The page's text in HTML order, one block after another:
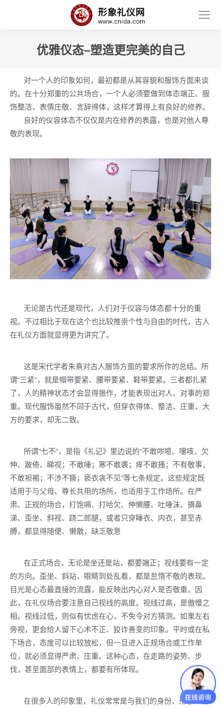
优雅仪态–塑造更完美的自己
对一个人的印象如何，最初都是从其容貌和服饰方面来谈
的。在十分郑重的公共场合，一个人必须要做到体态端正、服
饰整洁、表情庄敬、言辞得体，这样才算得上有良好的修养。
良好的仪容体态不仅仅是内在修养的表露，也是对他人尊
敬的表现。
无论是古代还是现代，人们对于仪容与体态都十分的重
视。不过相比于现在这个也比较推崇个性与自由的时代，古人
在礼仪方面就显得更为讲究了。
这是宋代学者朱熹对古人服饰方面的要求所作的总结。所
谓“三紧”，就是帽带要紧、腰带要紧、鞋带要紧。三者都扎紧
了，人的精神状态才会显得振作，才能表现出对人、对事的郑
重。现代服饰虽然不同于古代，但穿衣得体、整洁、庄重、大
方的要求，却无二致。
所谓“七不”，是指《礼记》里边说的“不敢哕噫、嚏咳、欠
伸、跛倚、睇视；不敢唾；寒不敢袭；痒不敢搔；不有敬事，
不敢袒裼；不涉不撅；亵衣衾不见”等七条规定。这些规定既
适用于与父母、尊长共用的场所，也适用于工作场所。在严
肃、正规的场合，打饱嗝、打哈欠、伸懒腰、吐唾沫、擤鼻
涕、歪坐、斜视、跷二郎腿，或者只穿睡衣、内衣，甚至赤
膊，都显得随便、懒散，缺乏敬意
在正式场合，无论是坐还是站，都要端正；视线要有一定
的方向。歪坐、斜站，眼睛到处乱看，都是怠惰不敬的表现。
目光是心态最直接的流露，能反映出内心对人是否敬重。因
此，在礼仪场合要注意自己视线的高度。视线过高，是傲慢之
相。视线过低，则似有忧虑在心，不免令对方猜测。如果左右
旁视，更会给人留下心术不正、狡诈善变的印象。平时或在私
下场合，态度可以比较放松，但一旦进入正规场合或工作单
位，就必须显得严肃、庄重。这种心态，在走路的姿势、步
伐，甚至面部的表情上，都要有所体现。
在很多人的印象里，礼仪常常是与我们的身份、形象、品